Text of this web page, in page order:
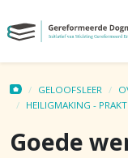
GELOOFSLEER
HEILIGMAKING -
Goede